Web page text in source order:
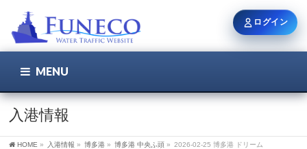
MENU
入港情報
HOME » 入港情報 » 博多港 » 博多港 中央ふ頭 » 2026-02-25 博多港 ドリーム
ログイン
ユーザー名 / メール